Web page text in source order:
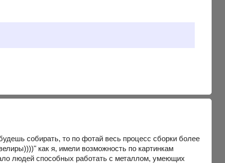
собирать, то по фотай весь процесс сборки более
как я, имели возможность по картинкам
людей способных работать с металлом, умеющих